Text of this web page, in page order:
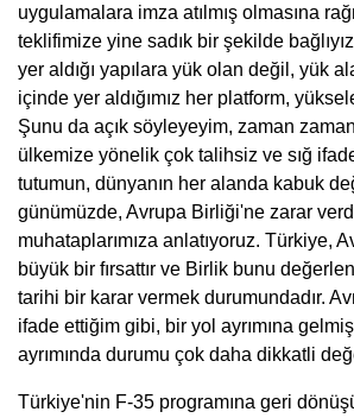
uygulamalara imza atılmış olmasına
teklifimize yine sadık bir şekilde
yer aldığı yapılara yük olan değil, yük
içinde yer aldığımız her platform,
Şunu da açık söyleyeyim, zaman
ülkemize yönelik çok talihsiz ve sığ
tutumun, dünyanın her alanda kabuk
günümüzde, Avrupa Birliği'ne zarar
muhataplarımıza anlatıyoruz. Türkiye,
büyük bir fırsattır ve Birlik bunu
tarihi bir karar vermek durumundadır.
ifade ettiğim gibi, bir yol ayrımına
ayrımında durumu çok daha dikkatli
Türkiye'nin F-35 programına geri